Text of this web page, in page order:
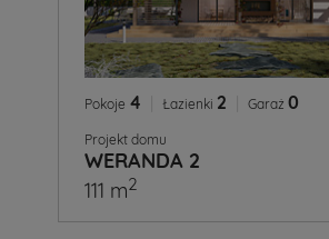
Pokoje 4 Łazienki 2 Garaż 0
Projekt domu
WERANDA 2
111 m2